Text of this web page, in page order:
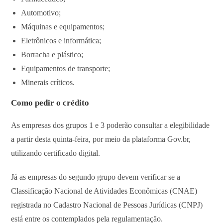
Automotivo;
Máquinas e equipamentos;
Eletrônicos e informática;
Borracha e plástico;
Equipamentos de transporte;
Minerais críticos.
Como pedir o crédito
As empresas dos grupos 1 e 3 poderão consultar a elegibilidade
a partir desta quinta-feira, por meio da plataforma Gov.br,
utilizando certificado digital.
Já as empresas do segundo grupo devem verificar se a
Classificação Nacional de Atividades Econômicas (CNAE)
registrada no Cadastro Nacional de Pessoas Jurídicas (CNPJ)
está entre os contemplados pela regulamentação.